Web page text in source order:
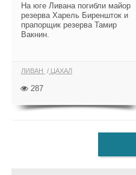
На юге Ливана погибли майор
резерва Харель Биреншток и
прапорщик резерва Тамир
Вакнин.
ЛИВАН ЦАХАЛ
287